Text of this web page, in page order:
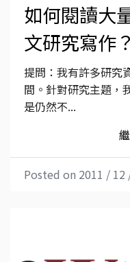
如何閱讀大
文研究寫作？
提問：我有許多研究
間。針對研究主題，
是仍然不...
Posted on 2011 / 12